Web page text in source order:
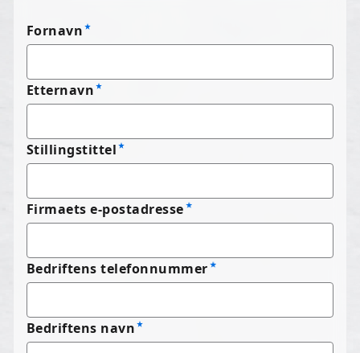
Fornavn
Etternavn
Stillingstittel
Firmaets e-postadresse
Bedriftens telefonnummer
Bedriftens navn